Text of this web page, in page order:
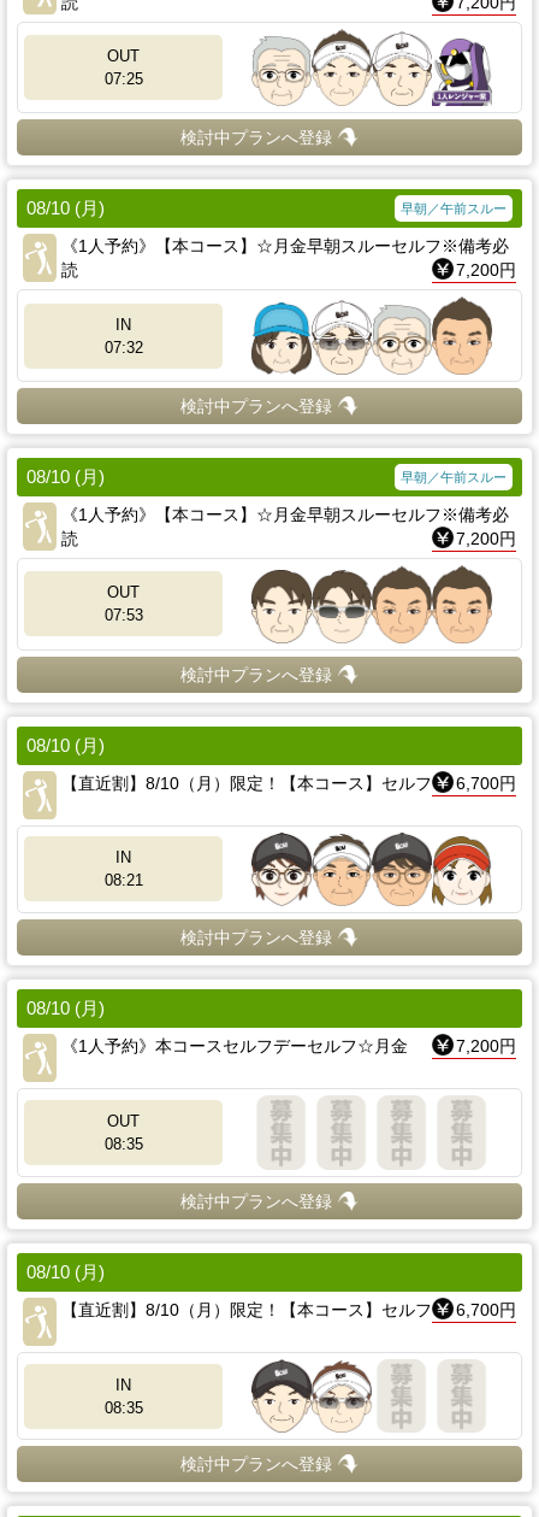
OUT
07:25
検討中プランへ登録
08/10 (月) 早朝／午前スルー
《1人予約》【本コース】☆月金早朝スルーセルフ※備考必
読
7,200円
IN
07:32
検討中プランへ登録
08/10 (月) 早朝／午前スルー
《1人予約》【本コース】☆月金早朝スルーセルフ※備考必
読
7,200円
OUT
07:53
検討中プランへ登録
08/10 (月)
【直近割】8/10（月）限定！【本コース】セルフ
6,700円
IN
08:21
検討中プランへ登録
08/10 (月)
《1人予約》本コースセルフデーセルフ☆月金
7,200円
OUT
08:35
検討中プランへ登録
08/10 (月)
【直近割】8/10（月）限定！【本コース】セルフ
6,700円
IN
08:35
検討中プランへ登録